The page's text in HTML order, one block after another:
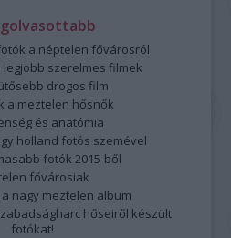
a néptelen fővárosról
legjobb szerelmes filmek
drogos film
a meztelen hősnők
és anatómia
holland fotós szemével
fotók 2015-ből
fővárosiak
nagy meztelen album
hőseiről készült
fotókat!